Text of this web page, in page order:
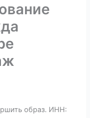
образ. ИНН: